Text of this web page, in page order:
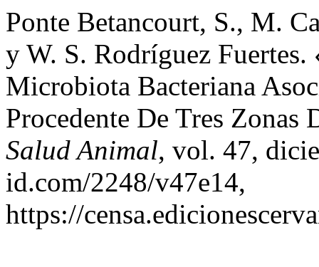
Ponte Betancourt, S., M.
y W. S. Rodríguez
Microbiota Bacteriana
Procedente De Tres
Salud Animal, vol. 47,
id.com/2248/v47e14,
https://